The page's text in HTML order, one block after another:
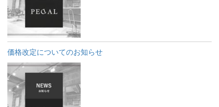
価格改定についてのお知らせ